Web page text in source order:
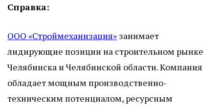
Справка:
ООО «Строймеханизация» занимает
лидирующие позиции на строительном рынке
Челябинска и Челябинской области. Компания
обладает мощным производственно-
техническим потенциалом, ресурсным